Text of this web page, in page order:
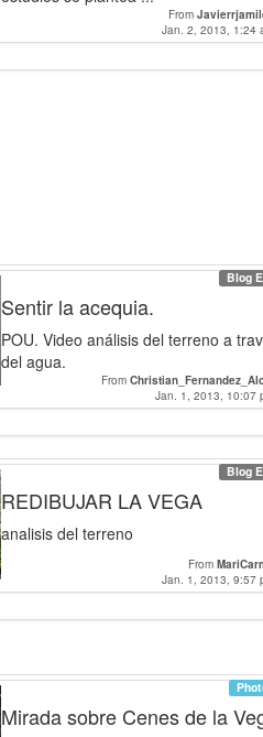
From
Jan. 2, 2013, 1:24
Blog
Sentir la acequia.
POU. Video análisis del terreno a
del agua.
From
Jan. 1, 2013, 10:07
Blog
REDIBUJAR LA VEGA
analisis del terreno
From
Jan. 1, 2013, 9:57
Mirada sobre Cenes de la